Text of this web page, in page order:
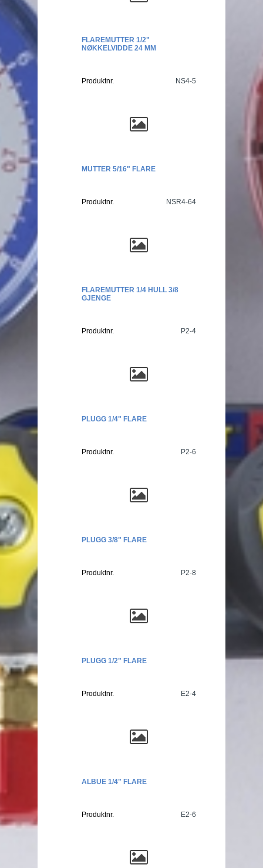
FLAREMUTTER 1/2"
NØKKELVIDDE 24 MM
Produktnr. NS4-5
MUTTER 5/16" FLARE
Produktnr. NSR4-64
FLAREMUTTER 1/4 HULL 3/8
GJENGE
Produktnr. P2-4
PLUGG 1/4" FLARE
Produktnr. P2-6
PLUGG 3/8" FLARE
Produktnr. P2-8
PLUGG 1/2" FLARE
Produktnr. E2-4
ALBUE 1/4" FLARE
Produktnr. E2-6